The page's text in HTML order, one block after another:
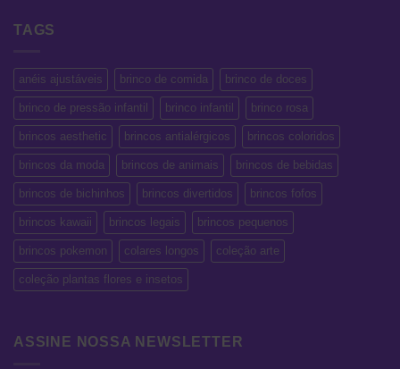
TAGS
anéis ajustáveis brinco de comida brinco de doces
brinco de pressão infantil brinco infantil brinco rosa
brincos aesthetic brincos antialérgicos brincos coloridos
brincos da moda brincos de animais brincos de bebidas
brincos de bichinhos brincos divertidos brincos fofos
brincos kawaii brincos legais brincos pequenos
brincos pokemon colares longos coleção arte
coleção plantas flores e insetos
ASSINE NOSSA NEWSLETTER